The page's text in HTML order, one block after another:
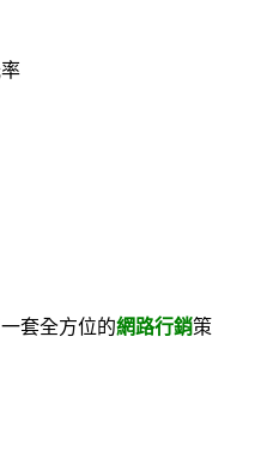
套全方位的網路行銷策